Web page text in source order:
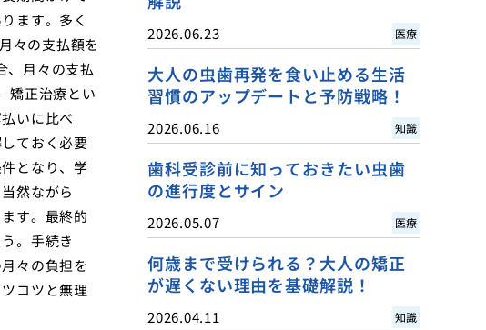
ます。多く
々の支払額を
、月々の支払
矯正治療とい
いに比べ
ておく必要
となり、学
然ながら
す。最終的
。手続き
々の負担を
コツと無理
2026.06.23 医療
大人の虫歯再発を食い止める生活
習慣のアップデートと予防戦略！
2026.06.16 知識
歯科受診前に知っておきたい虫歯
の進行度とサイン
2026.05.07 医療
何歳まで受けられる？大人の矯正
が遅くない理由を基礎解説！
2026.04.11 知識